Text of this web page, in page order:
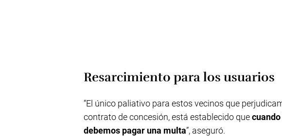
Resarcimiento para los usuarios
“El único paliativo para estos vecinos que
contrato de concesión, está establecido que
debemos pagar una multa”, aseguró.